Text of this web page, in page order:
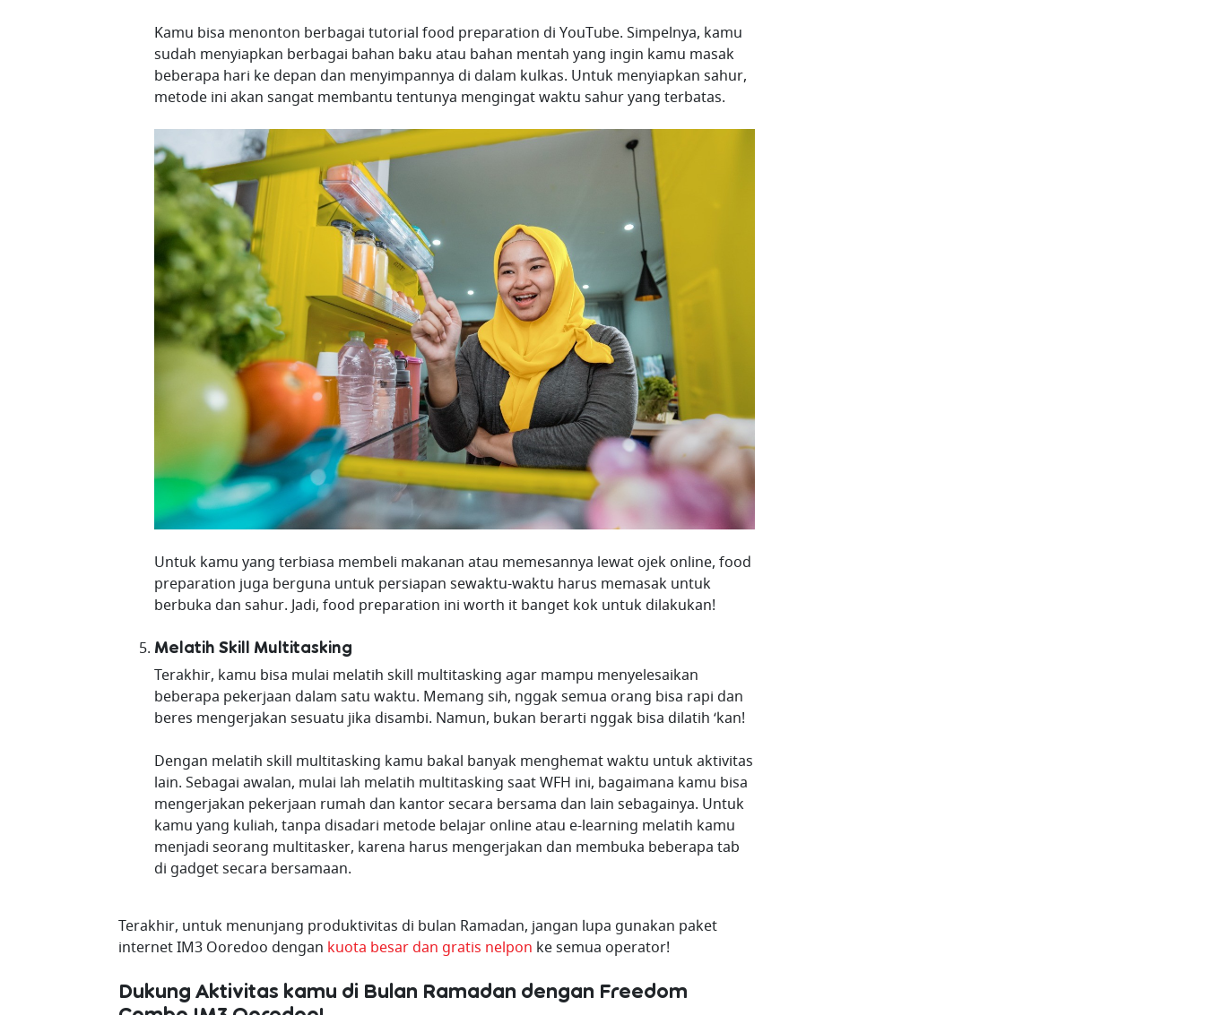
Kamu bisa menonton berbagai tutorial food preparation di YouTube. Simpelnya, kamu
sudah menyiapkan berbagai bahan baku atau bahan mentah yang ingin kamu masak
beberapa hari ke depan dan menyimpannya di dalam kulkas. Untuk menyiapkan sahur,
metode ini akan sangat membantu tentunya mengingat waktu sahur yang terbatas.
Untuk kamu yang terbiasa membeli makanan atau memesannya lewat ojek online, food
preparation juga berguna untuk persiapan sewaktu-waktu harus memasak untuk
berbuka dan sahur. Jadi, food preparation ini worth it banget kok untuk dilakukan!
Melatih Skill Multitasking
Terakhir, kamu bisa mulai melatih skill multitasking agar mampu menyelesaikan
beberapa pekerjaan dalam satu waktu. Memang sih, nggak semua orang bisa rapi dan
beres mengerjakan sesuatu jika disambi. Namun, bukan berarti nggak bisa dilatih ‘kan!
Dengan melatih skill multitasking kamu bakal banyak menghemat waktu untuk aktivitas
lain. Sebagai awalan, mulai lah melatih multitasking saat WFH ini, bagaimana kamu bisa
mengerjakan pekerjaan rumah dan kantor secara bersama dan lain sebagainya. Untuk
kamu yang kuliah, tanpa disadari metode belajar online atau e-learning melatih kamu
menjadi seorang multitasker, karena harus mengerjakan dan membuka beberapa tab
di gadget secara bersamaan.
Terakhir, untuk menunjang produktivitas di bulan Ramadan, jangan lupa gunakan paket
internet IM3 Ooredoo dengan kuota besar dan gratis nelpon ke semua operator!
Dukung Aktivitas kamu di Bulan Ramadan dengan Freedom